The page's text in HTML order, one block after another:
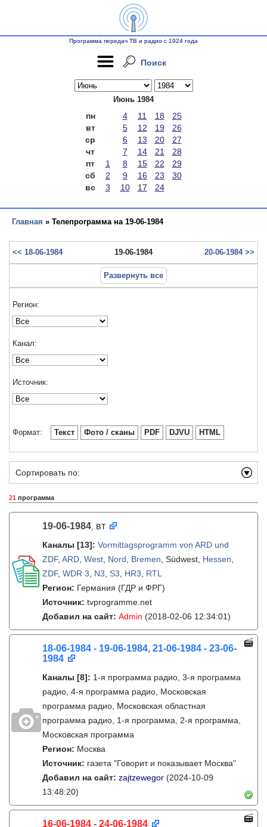
Программа передач ТВ и радио с 1924 года
Поиск
Июнь 1984
пн 4 11 18
25
вт
5 12 19
26
ср
6 13 20
27
чт
7 14 21
28
пт
1 8 15 22
29
сб
2 9 16 23
30
вс
3 10 17 24
Главная » Телепрограмма на 19-06-1984
<< 18-06-1984 19-06-1984 20-06-1984 >>
Развернуть все
Регион:
Канал:
Источник:
Формат: Текст Фото / сканы PDF DJVU HTML
Сортировать по:
21 программа
19-06-1984, вт
Каналы [13]: Vormittagsprogramm von ARD und
ZDF, ARD West Nord Bremen , Südwest, Hessen
ZDF, WDR 3 N3 S3 HR3
RTL
Регион: Германия (ГДР и ФРГ)
Источник: tvprogramme.net
Добавил на сайт: Admin (2018-02-06 12:34:01)
18-06-1984 - 19-06-1984, 21-06-1984 - 23-06-
1984
Каналы [8]: 1-я программа радио, 3-я программа
радио, 4-я программа радио, Московская
программа радио, Московская областная
программа радио, 1-я программа, 2-я программа,
Московская программа
Регион: Москва
Источник: газета "Говорит и показывает Москва"
Добавил на сайт: zajtzewegor (2024-10-09
13:48:20)
16-06-1984 - 24-06-1984